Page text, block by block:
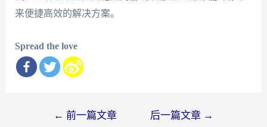
来便捷高效的解决方案。
Spread the love
← 前一篇文章 后一篇文章 →